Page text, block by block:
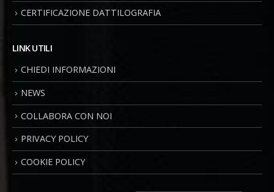
CERTIFICAZIONE DATTILOGRAFIA
LINK UTILI
CHIEDI INFORMAZIONI
NEWS
COLLABORA CON NOI
PRIVACY POLICY
COOKIE POLICY